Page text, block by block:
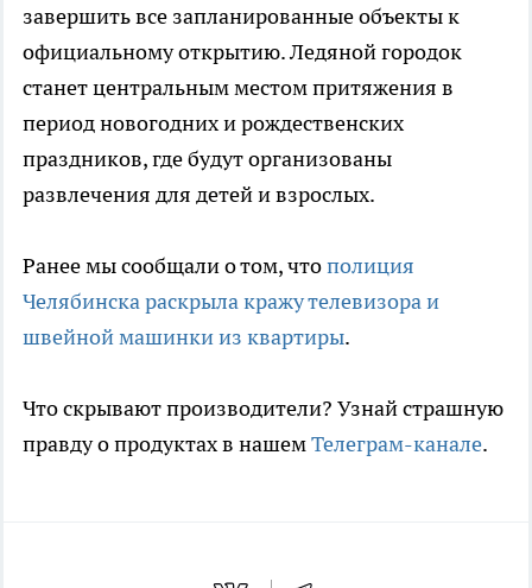
завершить все запланированные объекты к
официальному открытию. Ледяной городок
станет центральным местом притяжения в
период новогодних и рождественских
праздников, где будут организованы
развлечения для детей и взрослых.
Ранее мы сообщали о том, чтополиция
Челябинска раскрыла кражу телевизора и
швейной машинки из квартиры.
Что скрывают производители? Узнай страшную
правду о продуктах в нашемТелеграм-канале.